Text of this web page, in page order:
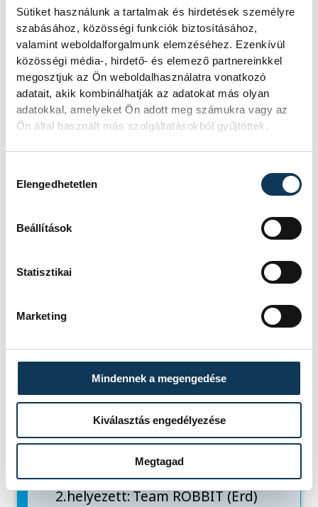
Sütiket használunk a tartalmak és hirdetések személyre
szabásához, közösségi funkciók biztosításához,
valamint weboldalforgalmunk elemzéséhez. Ezenkívül
közösségi média-, hirdető- és elemező partnereinkkel
megosztjuk az Ön weboldalhasználatra vonatkozó
adatait, akik kombinálhatják az adatokat más olyan
adatokkal, amelyeket Ön adott meg számukra vagy az
Ön által használt más szolgáltatásokból gyűjtöttek.
Elengedhetetlen
Beállítások
Statisztikai
Marketing
Mindennek a megengedése
Kiválasztás engedélyezése
Megtagad
A diákok lelkesedése és kitartása végig
meghatározó volt, folyamatosan dolgoztak
a fejlesztéseken, tesztelték és finomították
a megoldásaikat, ahol kellett,
újratervezték a robotokat is. A korábbi
fordulókhoz képest jól látható fejlődés
eredménye:
2.helyezett: Dani és Társai Kft.
(Dunaharaszti)
Junior korosztály:
1.helyezett: Screenager Junior
(Budapest)
2.helyezett: Team ROBBIT (Érd)